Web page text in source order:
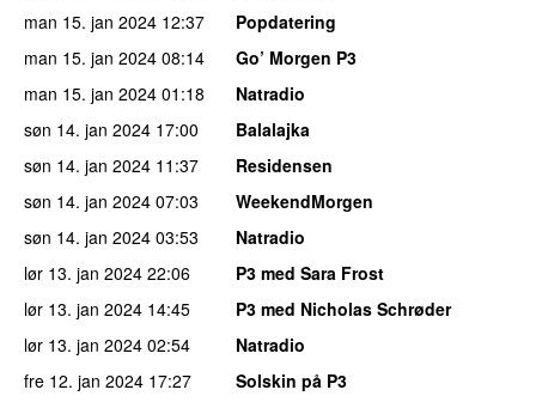
man 15. jan 2024 12:37
Popdatering
man 15. jan 2024 08:14
Go’ Morgen P3
man 15. jan 2024 01:18
Natradio
søn 14. jan 2024 17:00
Balalajka
søn 14. jan 2024 11:37
Residensen
søn 14. jan 2024 07:03
WeekendMorgen
søn 14. jan 2024 03:53
Natradio
lør 13. jan 2024 22:06
P3 med Sara Frost
lør 13. jan 2024 14:45
P3 med Nicholas Schrøder
lør 13. jan 2024 02:54
Natradio
fre 12. jan 2024 17:27 Solskin på P3